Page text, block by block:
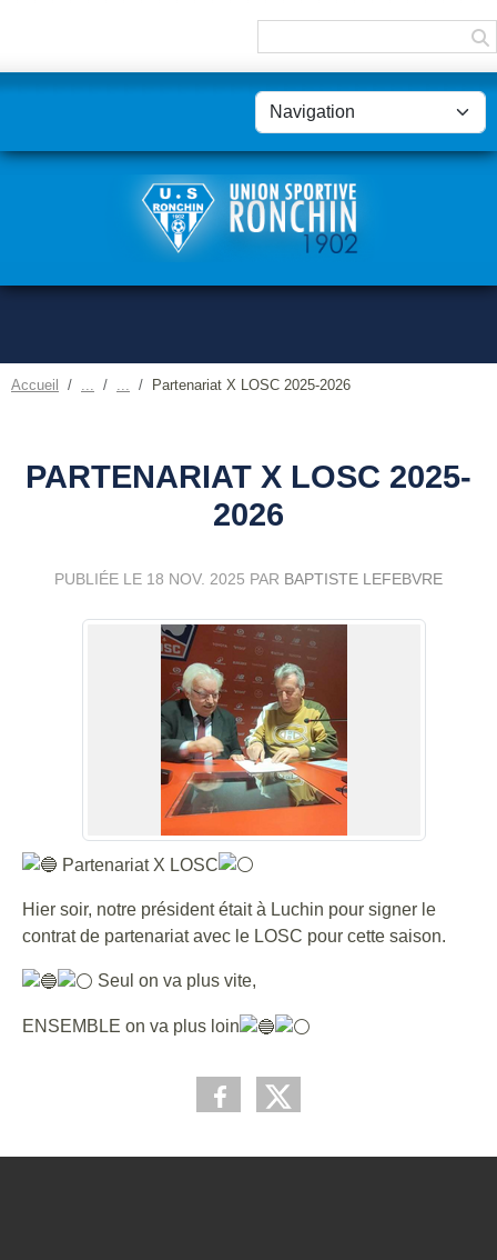
Accueil Partenariat X LOSC 2025-2026
PARTENARIAT X LOSC 2025-
2026
PUBLIÉE LE 18 NOV. 2025 PAR BAPTISTE LEFEBVRE
Partenariat X LOSC
Hier soir, notre président était à Luchin pour signer le
contrat de partenariat avec le LOSC pour cette saison.
Seul on va plus vite,
ENSEMBLE on va plus loin